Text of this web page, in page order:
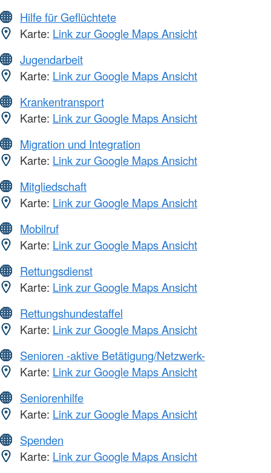
Hilfe für Geflüchtete
Karte: Link zur Google Maps Ansicht
Jugendarbeit
Karte: Link zur Google Maps Ansicht
Krankentransport
Karte: Link zur Google Maps Ansicht
Migration und Integration
Karte: Link zur Google Maps Ansicht
Mitgliedschaft
Karte: Link zur Google Maps Ansicht
Mobilruf
Karte: Link zur Google Maps Ansicht
Rettungsdienst
Karte: Link zur Google Maps Ansicht
Rettungshundestaffel
Karte: Link zur Google Maps Ansicht
Senioren -aktive Betätigung/Netzwerk-
Karte: Link zur Google Maps Ansicht
Seniorenhilfe
Karte: Link zur Google Maps Ansicht
Spenden
Karte: Link zur Google Maps Ansicht